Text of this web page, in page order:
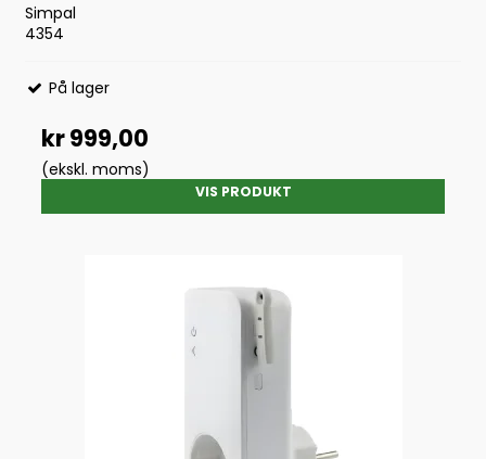
Simpal
4354
På lager
kr 999,00
(ekskl. moms)
VIS PRODUKT